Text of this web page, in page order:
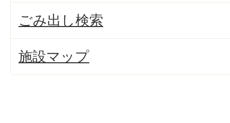
ごみ出し検索
施設マップ